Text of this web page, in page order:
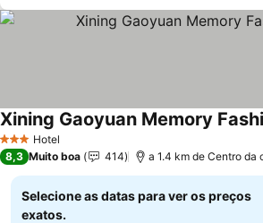
3 EstrelasHotel
Xining Gaoyuan Memory
8,3 Muito boa 414 a 1.4 km de Centro da
Selecione as datas para ver os preços
exatos.